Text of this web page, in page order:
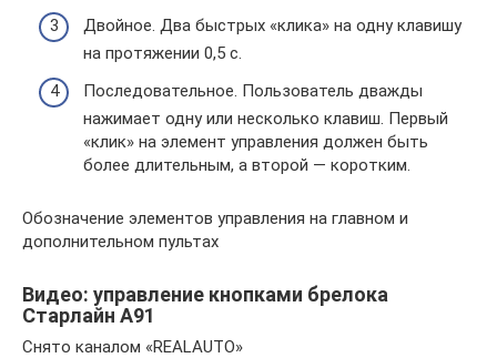
Двойное. Два быстрых «клика» на одну клавишу
на протяжении 0,5 с.
Последовательное. Пользователь дважды
нажимает одну или несколько клавиш. Первый
«клик» на элемент управления должен быть
более длительным, а второй — коротким.
Обозначение элементов управления на главном и
дополнительном пультах
Видео: управление кнопками брелока
Старлайн А91
Снято каналом «REALAUTO»